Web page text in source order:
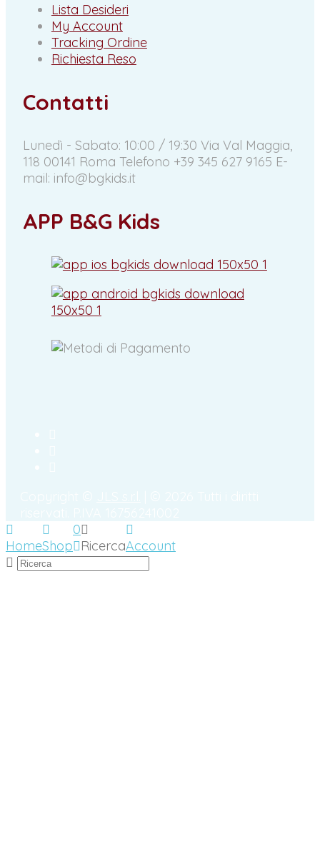
Lista Desideri
My Account
Tracking Ordine
Richiesta Reso
Contatti
Lunedì - Sabato: 10:00 / 19:30 Via Val Maggia,
118 00141 Roma Telefono +39 345 627 9165 E-
mail: info@bgkids.it
APP B&G Kids
HomeShop
0
RicercaAccount